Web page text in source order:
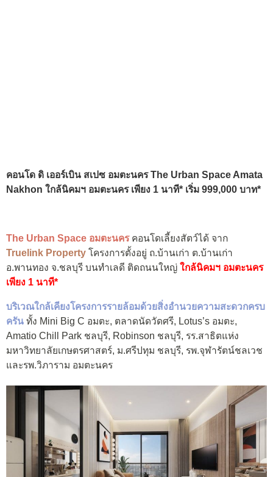
คอนโด ดิ เออร์เบิน สเปซ อมตะนคร The Urban Space Amata
Nakhon ใกล้นิคมฯ อมตะนคร เพียง 1 นาที* เริ่ม 999,000 บาท*
The Urban Space อมตะนครคอนโดเลี้ยงสัตว์ได้ จาก
Truelink Property โครงการตั้งอยู่ ถ.บ้านเก่า ต.บ้านเก่า
อ.พานทอง จ.ชลบุรี บนทำเลดี ติดถนนใหญ่ ใกล้นิคมฯ อมตะนคร
เพียง 1 นาที*
บริเวณใกล้เคียงโครงการรายล้อมด้วยสิ่งอำนวยความสะดวกครบ
ครัน ทั้ง Mini Big C อมตะ, ตลาดนัดวัดศรี, Lotus’s อมตะ,
Amatio Chill Park ชลบุรี, Robinson ชลบุรี, รร.สาธิตแห่ง
มหาวิทยาลัยเกษตรศาสตร์, ม.ศรีปทุม ชลบุรี, รพ.จุฬารัตน์ชลเวช
และรพ.วิภาราม อมตะนคร